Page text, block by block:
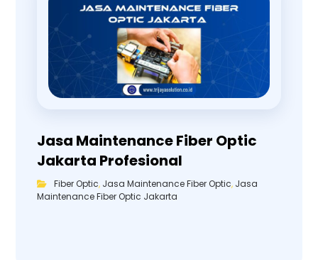
Jasa Maintenance Fiber Optic
Jakarta Profesional
Fiber Optic, Jasa Maintenance Fiber Optic, Jasa
Maintenance Fiber Optic Jakarta